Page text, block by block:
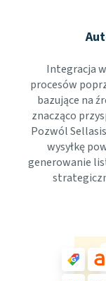
Integracja
procesów
bazujące na
znacząco
Pozwól
wysyłkę
generowanie